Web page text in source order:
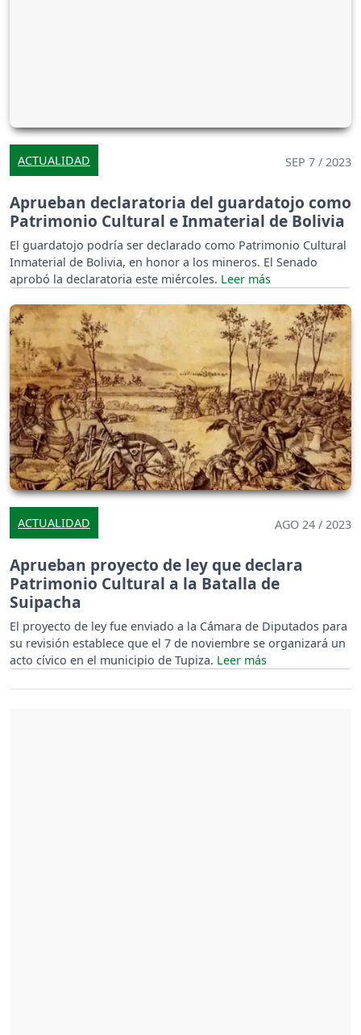
ACTUALIDAD SEP 7 / 2023
Aprueban declaratoria del guardatojo como
Patrimonio Cultural e Inmaterial de Bolivia
El guardatojo podría ser declarado como Patrimonio Cultural
Inmaterial de Bolivia, en honor a los mineros. El Senado
aprobó la declaratoria este miércoles.
ACTUALIDAD AGO 24 / 2023
Aprueban proyecto de ley que declara
Patrimonio Cultural a la Batalla de
Suipacha
El proyecto de ley fue enviado a la Cámara de Diputados para
su revisión establece que el 7 de noviembre se organizará un
acto cívico en el municipio de Tupiza.